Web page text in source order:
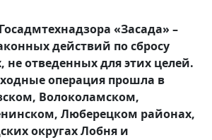
«Засада» –
действий по сбросу
не отведенных для этих целей.
операция прошла в
Волоколамском,
Люберецком районах,
округах Лобня и